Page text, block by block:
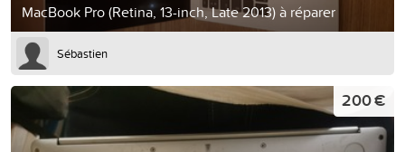
MacBook Pro (Retina, 13-inch, Late 2013) à réparer
Sébastien
200 €